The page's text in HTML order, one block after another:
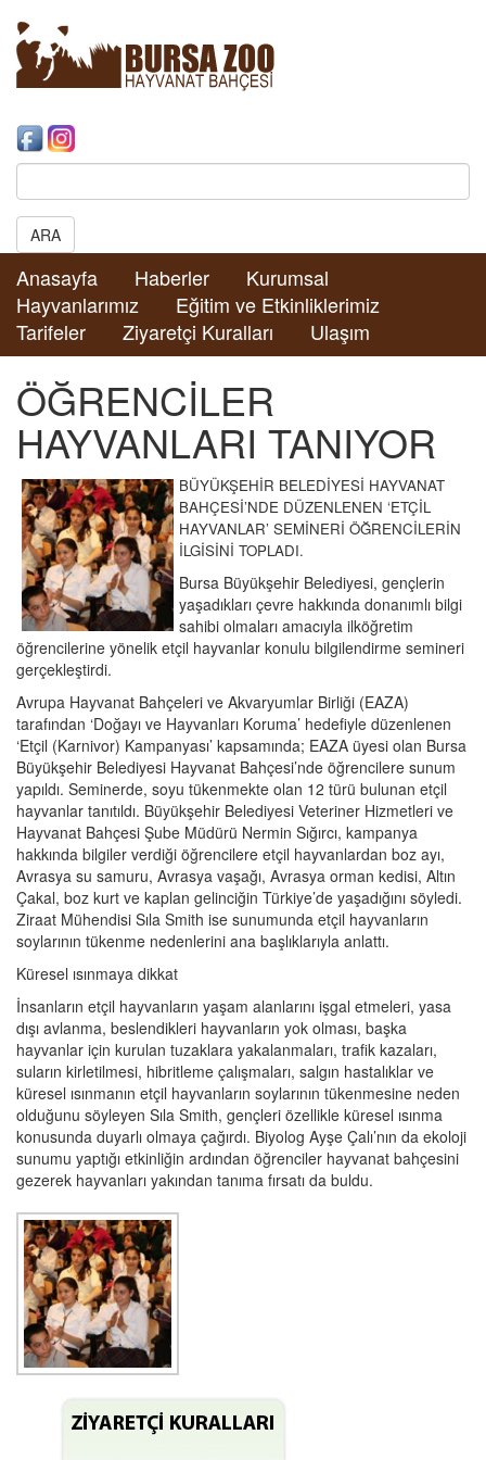
Search:
ARA
Anasayfa Haberler
Kurumsal
Hayvanlarımız
Eğitim ve Etkinliklerimiz
Tarifeler
Ziyaretçi Kuralları Ulaşım
ÖĞRENCİLER
HAYVANLARI TANIYOR
BÜYÜKŞEHİR BELEDİYESİ HAYVANAT
BAHÇESİ’NDE DÜZENLENEN ‘ETÇİL
HAYVANLAR’ SEMİNERİ ÖĞRENCİLERİN
İLGİSİNİ TOPLADI.
Bursa Büyükşehir Belediyesi, gençlerin
yaşadıkları çevre hakkında donanımlı bilgi
sahibi olmaları amacıyla ilköğretim
öğrencilerine yönelik etçil hayvanlar konulu bilgilendirme semineri
gerçekleştirdi.
Avrupa Hayvanat Bahçeleri ve Akvaryumlar Birliği (EAZA)
tarafından ‘Doğayı ve Hayvanları Koruma’ hedefiyle düzenlenen
‘Etçil (Karnivor) Kampanyası’ kapsamında; EAZA üyesi olan Bursa
Büyükşehir Belediyesi Hayvanat Bahçesi’nde öğrencilere sunum
yapıldı. Seminerde, soyu tükenmekte olan 12 türü bulunan etçil
hayvanlar tanıtıldı. Büyükşehir Belediyesi Veteriner Hizmetleri ve
Hayvanat Bahçesi Şube Müdürü Nermin Sığırcı, kampanya
hakkında bilgiler verdiği öğrencilere etçil hayvanlardan boz ayı,
Avrasya su samuru, Avrasya vaşağı, Avrasya orman kedisi, Altın
Çakal, boz kurt ve kaplan gelinciğin Türkiye’de yaşadığını söyledi.
Ziraat Mühendisi Sıla Smith ise sunumunda etçil hayvanların
soylarının tükenme nedenlerini ana başlıklarıyla anlattı.
Küresel ısınmaya dikkat
İnsanların etçil hayvanların yaşam alanlarını işgal etmeleri, yasa
dışı avlanma, beslendikleri hayvanların yok olması, başka
hayvanlar için kurulan tuzaklara yakalanmaları, trafik kazaları,
suların kirletilmesi, hibritleme çalışmaları, salgın hastalıklar ve
küresel ısınmanın etçil hayvanların soylarının tükenmesine neden
olduğunu söyleyen Sıla Smith, gençleri özellikle küresel ısınma
konusunda duyarlı olmaya çağırdı. Biyolog Ayşe Çalı’nın da ekoloji
sunumu yaptığı etkinliğin ardından öğrenciler hayvanat bahçesini
gezerek hayvanları yakından tanıma fırsatı da buldu.